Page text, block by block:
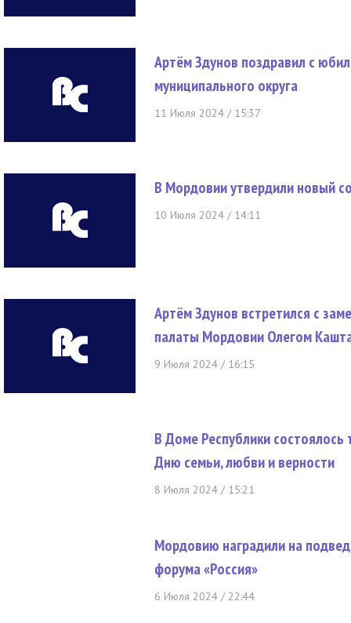
Артём Здунов поздравил с
муниципального округа
11 Июля 2024 / 15:37
В Мордовии утвердили новый
10 Июля 2024 / 14:11
Артём Здунов встретился с
палаты Мордовии Олегом
9 Июля 2024 / 16:15
В Доме Республики
Дню семьи, любви и верности
8 Июля 2024 / 15:21
Мордовию наградили на
форума «Россия»
6 Июля 2024 / 22:44